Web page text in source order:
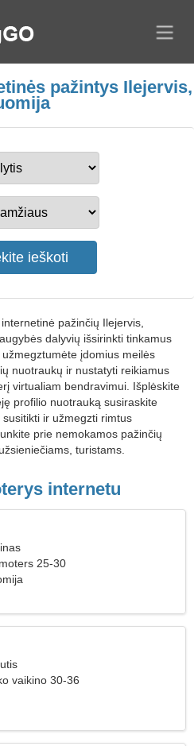
pažintys Ilejervis,
pažinčių Ilejervis,
dalyvių išsirinkti tinkamus
įdomius meilės
nuotraukų ir nustatyti reikiamus
virtualiam bendravimui. Išplėskite
profilio nuotrauką susiraskite
ir užmegzti rimtus
prie nemokamos pažinčių
turistams.
internetu
25-30
vaikino 30-36